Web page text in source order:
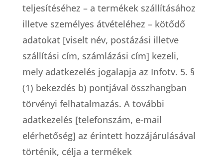
teljesítéséhez – a termékek szállításához
illetve személyes átvételéhez – kötődő
adatokat [viselt név, postázási illetve
szállítási cím, számlázási cím] kezeli,
mely adatkezelés jogalapja az Infotv. 5. §
(1) bekezdés b) pontjával összhangban
törvényi felhatalmazás. A további
adatkezelés [telefonszám, e-mail
elérhetőség] az érintett hozzájárulásával
történik, célja a termékek